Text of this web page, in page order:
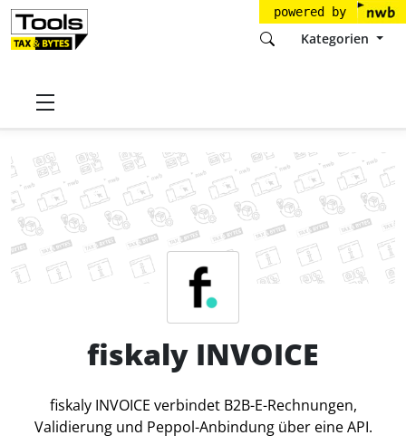
powered by
Kategorien
Startseite
fiskaly INVOICE
fiskaly INVOICE verbindet B2B-E-Rechnungen,
Validierung und Peppol-Anbindung über eine API.